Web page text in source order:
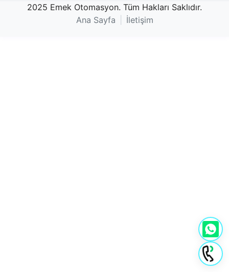
2025 Emek Otomasyon. Tüm Hakları Saklıdır.
Ana Sayfa
İletişim